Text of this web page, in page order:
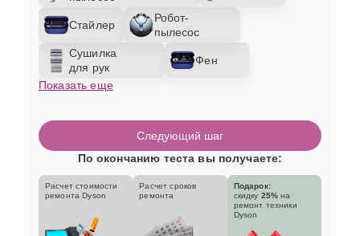
Стайлер
Робот-
пылесос
Сушилка
для рук
Фен
Показать еще
Следующий шаг
По окончанию теста вы получаете:
Расчет стоимости
ремонта Dyson
Расчет сроков
ремонта
Подарок:
скидку 25% на
ремонт техники
Dyson